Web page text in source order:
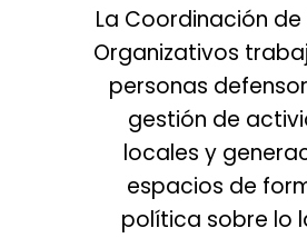
La Coordinación de
Organizativos
personas
gestión de
locales y
espacios de
política sobre lo